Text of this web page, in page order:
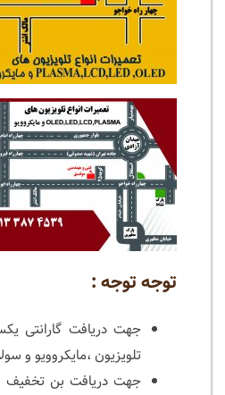
توجه توجه :
جهت دریافت گارانتی
تلویزیون ،مایکروویو و